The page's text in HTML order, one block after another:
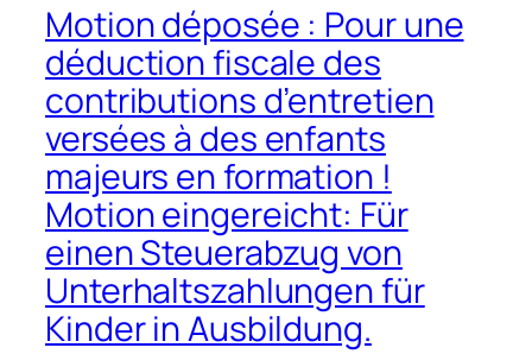
Motion déposée : Pour une
déduction fiscale des
contributions d’entretien
versées à des enfants
majeurs en formation !
Motion eingereicht: Für
einen Steuerabzug von
Unterhaltszahlungen für
Kinder in Ausbildung.